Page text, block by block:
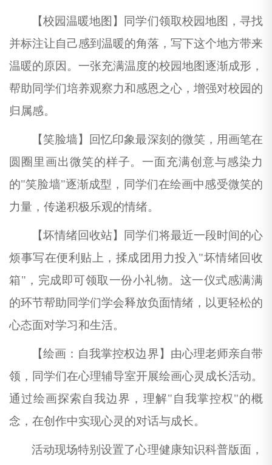
【校园温暖地图】同学们领取校园地图，寻找
并标注让自己感到温暖的角落，写下这个地方带来
温暖的原因。一张充满温度的校园地图逐渐成形，
帮助同学们培养观察力和感恩之心，增强对校园的
归属感。
【笑脸墙】回忆印象最深刻的微笑，用画笔在
圆圈里画出微笑的样子。一面充满创意与感染力
的"笑脸墙"逐渐成型，同学们在绘画中感受微笑的
力量，传递积极乐观的情绪。
【坏情绪回收站】同学们将最近一段时间的心
烦事写在便利贴上，揉成团用力投入 "坏情绪回收
箱"，完成即可领取一份小礼物。这一仪式感满满
的环节帮助同学们学会释放负面情绪，以更轻松的
心态面对学习和生活。
【绘画：自我掌控权边界】由心理老师亲自带
领，同学们在心理辅导室开展绘画心灵成长活动。
通过绘画探索自我边界，理解"自我掌控权"的概
念，在创作中实现心灵的对话与成长。
活动现场特别设置了心理健康知识科普版面，